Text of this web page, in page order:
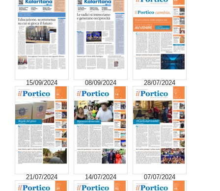
15/09/2024 08/09/2024 28/07/2024
21/07/2024 14/07/2024 07/07/2024